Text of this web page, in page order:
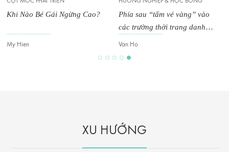
Khi Nào Bé Gái Ngừng Cao?
My Hien
Phía sau “tấm vé vàng” vào
các trường thời trang danh
Van Ho
XU HƯỚNG